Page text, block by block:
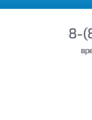
8-